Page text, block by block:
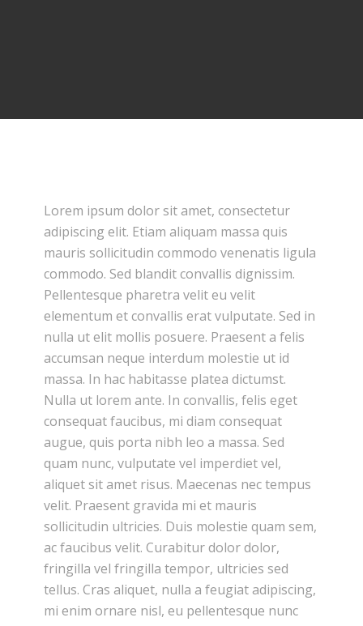
Lorem ipsum dolor sit amet, consectetur
adipiscing elit. Etiam aliquam massa quis
mauris sollicitudin commodo venenatis ligula
commodo. Sed blandit convallis dignissim.
Pellentesque pharetra velit eu velit
elementum et convallis erat vulputate. Sed in
nulla ut elit mollis posuere. Praesent a felis
accumsan neque interdum molestie ut id
massa. In hac habitasse platea dictumst.
Nulla ut lorem ante. In convallis, felis eget
consequat faucibus, mi diam consequat
augue, quis porta nibh leo a massa. Sed
quam nunc, vulputate vel imperdiet vel,
aliquet sit amet risus. Maecenas nec tempus
velit. Praesent gravida mi et mauris
sollicitudin ultricies. Duis molestie quam sem,
ac faucibus velit. Curabitur dolor dolor,
fringilla vel fringilla tempor, ultricies sed
tellus. Cras aliquet, nulla a feugiat adipiscing,
mi enim ornare nisl, eu pellentesque nunc